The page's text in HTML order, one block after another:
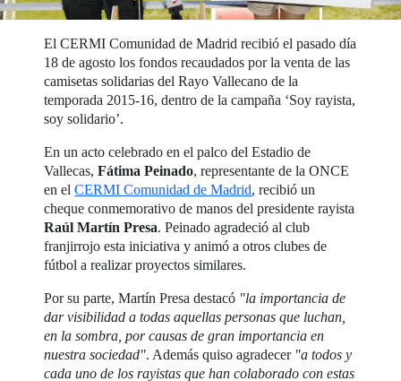
El CERMI Comunidad de Madrid recibió el pasado día
18 de agosto los fondos recaudados por la venta de las
camisetas solidarias del Rayo Vallecano de la
temporada 2015-16, dentro de la campaña ‘Soy rayista,
soy solidario’.
En un acto celebrado en el palco del Estadio de
Vallecas,Fátima Peinado, representante de la ONCE
en elCERMI Comunidad de Madrid, recibió un
cheque conmemorativo de manos del presidente rayista
Raúl Martín Presa. Peinado agradeció al club
franjirrojo esta iniciativa y animó a otros clubes de
fútbol a realizar proyectos similares.
Por su parte, Martín Presa destacó "la importancia de
dar visibilidad a todas aquellas personas que luchan,
en la sombra, por causas de gran importancia en
nuestra sociedad". Además quiso agradecer "a todos y
cada uno de los rayistas que han colaborado con estas